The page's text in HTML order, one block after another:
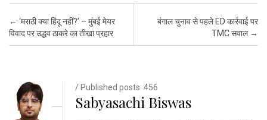
Post navigation
← ‘मराठी क्या हिंदू नहीं?’ – मुंबई मेयर
विवाद पर उद्धव ठाकरे का तीखा प्रहार
बंगाल चुनाव से पहले ED कार्रवाई पर
TMC सवाल →
/ Published posts: 456
Sabyasachi Biswas